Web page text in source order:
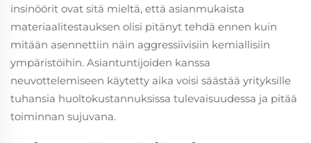
insinöörit ovat sitä mieltä, että asianmukaista
materiaalitestauksen olisi pitänyt tehdä ennen kuin
mitään asennettiin näin aggressiivisiin kemiallisiin
ympäristöihin. Asiantuntijoiden kanssa
neuvottelemiseen käytetty aika voisi säästää yrityksille
tuhansia huoltokustannuksissa tulevaisuudessa ja pitää
toiminnan sujuvana.